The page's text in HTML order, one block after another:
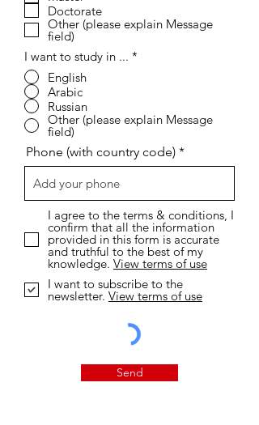
Doctorate
Other (please explain Message
field)
I want to study in ... *
English
Arabic
Russian
Other (please explain Message
field)
Phone (with country code)
I agree to the terms & conditions, I
confirm that all the information
provided in this form is accurate
and truthful to the best of my
knowledge. View terms of use
I want to subscribe to the
newsletter. View terms of use
Send